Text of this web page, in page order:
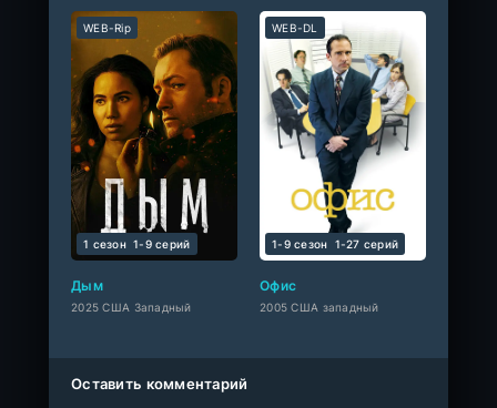
Дым
2025 США Западный
WEB-Rip
1 сезон 1-9 cерий
Офис
2005 США западный
WEB-DL
1-9 сезон 1-27 cерий
Оставить комментарий